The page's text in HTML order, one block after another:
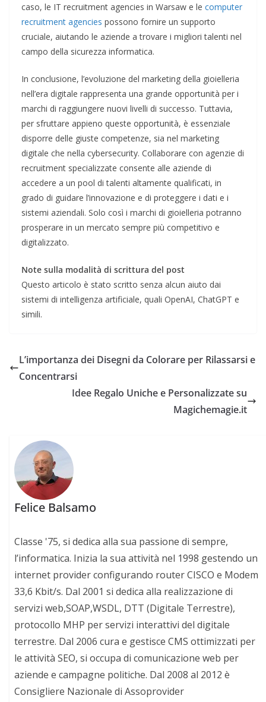
caso, le IT recruitment agencies in Warsaw e le computer
recruitment agencies possono fornire un supporto
cruciale, aiutando le aziende a trovare i migliori talenti nel
campo della sicurezza informatica.
In conclusione, l’evoluzione del marketing della gioielleria
nell’era digitale rappresenta una grande opportunità per i
marchi di raggiungere nuovi livelli di successo. Tuttavia,
per sfruttare appieno queste opportunità, è essenziale
disporre delle giuste competenze, sia nel marketing
digitale che nella cybersecurity. Collaborare con agenzie di
recruitment specializzate consente alle aziende di
accedere a un pool di talenti altamente qualificati, in
grado di guidare l’innovazione e di proteggere i dati e i
sistemi aziendali. Solo così i marchi di gioielleria potranno
prosperare in un mercato sempre più competitivo e
digitalizzato.
Note sulla modalità di scrittura del post
Questo articolo è stato scritto senza alcun aiuto dai
sistemi di intelligenza artificiale, quali OpenAI, ChatGPT e
simili.
L’importanza dei Disegni da Colorare per Rilassarsi e
Concentrarsi
Idee Regalo Uniche e Personalizzate su
Magichemagie.it
Felice Balsamo
Classe '75, si dedica alla sua passione di sempre,
l’informatica. Inizia la sua attività nel 1998 gestendo un
internet provider configurando router CISCO e Modem
33,6 Kbit/s. Dal 2001 si dedica alla realizzazione di
servizi web,SOAP,WSDL, DTT (Digitale Terrestre),
protocollo MHP per servizi interattivi del digitale
terrestre. Dal 2006 cura e gestisce CMS ottimizzati per
le attività SEO, si occupa di comunicazione web per
aziende e campagne politiche. Dal 2008 al 2012 è
Consigliere Nazionale di Assoprovider